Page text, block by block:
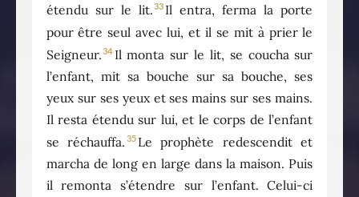
étendu sur le lit.33 Il entra, ferma la porte
pour être seul avec lui, et il se mit à prier le
Seigneur. 34 Il monta sur le lit, se coucha sur
l’enfant, mit sa bouche sur sa bouche, ses
yeux sur ses yeux et ses mains sur ses mains.
Il resta étendu sur lui, et le corps de l’enfant
se réchauffa. 35 Le prophète redescendit et
marcha de long en large dans la maison. Puis
il remonta s’étendre sur l’enfant. Celui-ci